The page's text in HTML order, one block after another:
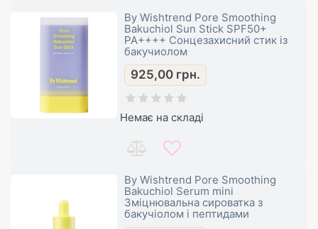
By Wishtrend Pore Smoothing
Bakuchiol Sun Stick SPF50+
PA++++ Сонцезахисний стик із
бакучиолом
925,00 грн.
Немає на складі
By Wishtrend Pore Smoothing
Bakuchiol Serum mini
Зміцнювальна сироватка з
бакучіолом і пептидами